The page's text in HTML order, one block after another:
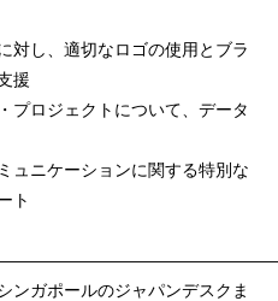
対し、適切なロゴの使用とブラ
援
プロジェクトについて、データ
ュニケーションに関する特別な
ト
ンガポールのジャパンデスクま